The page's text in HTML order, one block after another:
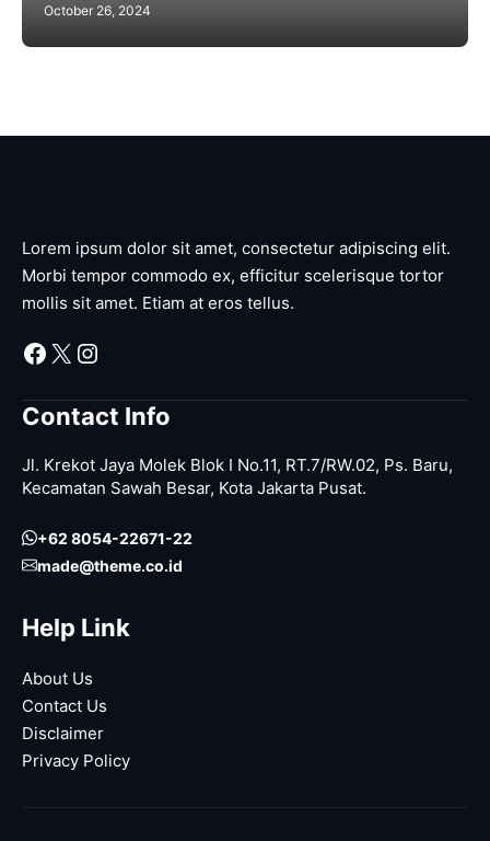
October 26, 2024
Lorem ipsum dolor sit amet, consectetur adipiscing elit.
Morbi tempor commodo ex, efficitur scelerisque tortor
mollis sit amet. Etiam at eros tellus.
Facebook
X Instagram
Contact Info
Jl. Krekot Jaya Molek Blok I No.11, RT.7/RW.02, Ps. Baru,
Kecamatan Sawah Besar, Kota Jakarta Pusat.
+62 8054-22671-22
made@theme.co.id
Help Link
About Us
Contact Us
Disclaimer
Privacy Policy